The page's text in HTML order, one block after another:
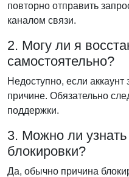
повторно отправить
каналом связи.
2. Могу ли я
самостоятельно?
Недоступно, если
причине. Обязательно
поддержки.
3. Можно ли
блокировки?
Да, обычно причина